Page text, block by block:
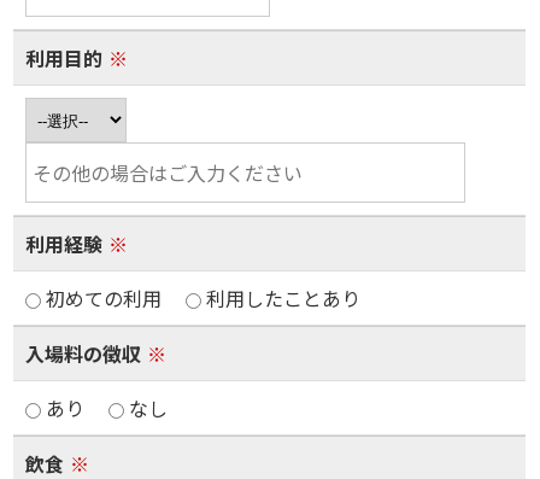
利用目的 ※
利用経験 ※
初めての利用
利用したことあり
入場料の徴収 ※
あり
なし
飲食 ※